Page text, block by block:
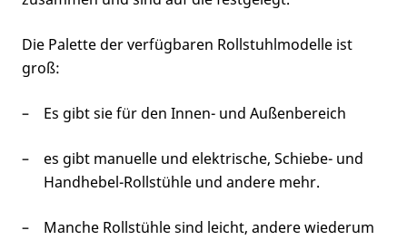
Die Palette der verfügbaren Rollstuhlmodelle ist
groß:
Es gibt sie für den Innen- und Außenbereich
es gibt manuelle und elektrische, Schiebe- und
Handhebel-Rollstühle und andere mehr.
Manche Rollstühle sind leicht, andere wiederum